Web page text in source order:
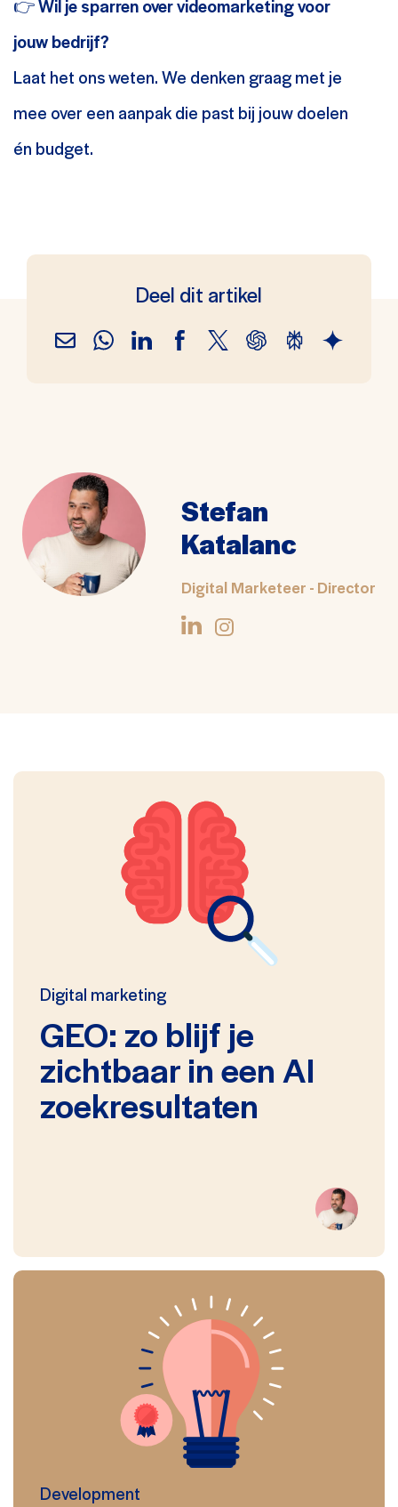
👉Wil je sparren over videomarketing voor
jouw bedrijf?
Laat het ons weten. We denken graag met je
mee over een aanpak die past bij jouw doelen
én budget.
Deel dit artikel
Stefan
Katalanc
Digital Marketeer - Director
Digital marketing
GEO: zo blijf je
zichtbaar in een AI
zoekresultaten
Development